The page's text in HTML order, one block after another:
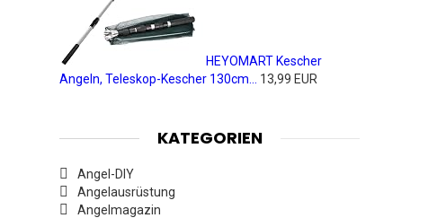
HEYOMART Kescher
Angeln, Teleskop-Kescher 130cm...
13,99 EUR
KATEGORIEN
Angel-DIY
Angelausrüstung
Angelmagazin